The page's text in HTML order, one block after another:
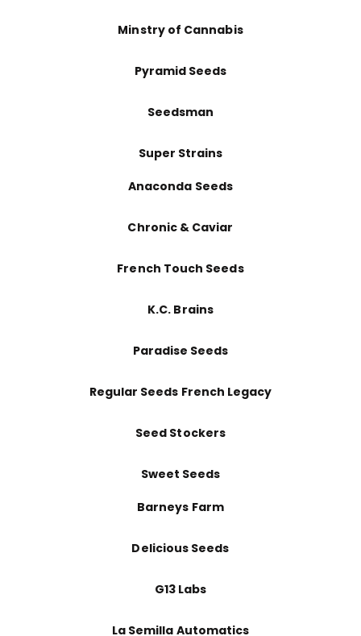
Minstry of Cannabis
Pyramid Seeds
Seedsman
Super Strains
Anaconda Seeds
Chronic & Caviar
French Touch Seeds
K.C. Brains
Paradise Seeds
Regular Seeds French Legacy
Seed Stockers
Sweet Seeds
Barneys Farm
Delicious Seeds
G13 Labs
La Semilla Automatics